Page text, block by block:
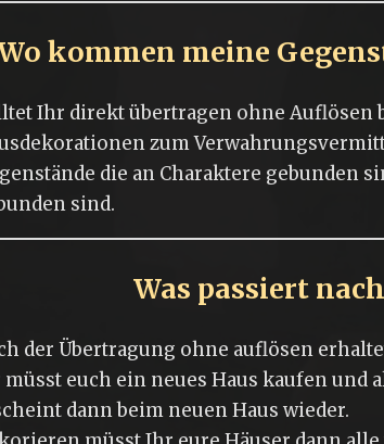
kommen meine
Ihr direkt übertragen ohne Auflösen
zum
die an Charaktere gebunden
sind.
Was passiert
der Übertragung ohne auflösen
euch ein neues Haus kaufen und
dann beim neuen Haus wieder.